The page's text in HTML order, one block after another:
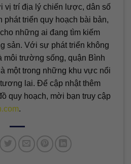
vị trí địa lý chiến lược, dân số
phát triển quy hoạch bài bản,
những ai đang tìm kiếm
sản. Với sự phát triển không
môi trường sống, quận Bình
một trong những khu vực nổi
lai. Để cập nhật thêm
quy hoạch, mời bạn truy cập
.